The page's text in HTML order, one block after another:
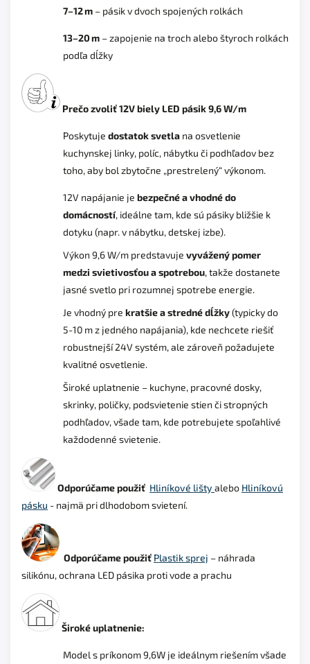
7–12 m – pásik v dvoch spojených rolkách
13–20 m – zapojenie na troch alebo štyroch rolkách
podľa dĺžky
Prečo zvoliť 12V biely LED pásik 9,6 W/m
Poskytuje dostatok svetla na osvetlenie
kuchynskej linky, políc, nábytku či podhľadov bez
toho, aby bol zbytočne „prestrelený“ výkonom.
12V napájanie je bezpečné a vhodné do
domácností, ideálne tam, kde sú pásiky bližšie k
dotyku (napr. v nábytku, detskej izbe).
Výkon 9,6 W/m predstavuje vyvážený pomer
medzi svietivosťou a spotrebou, takže dostanete
jasné svetlo pri rozumnej spotrebe energie.
Je vhodný pre kratšie a stredné dĺžky(typicky do
5-10 m z jedného napájania), kde nechcete riešiť
robustnejší 24V systém, ale zároveň požadujete
kvalitné osvetlenie.
Široké uplatnenie – kuchyne, pracovné dosky,
skrinky, poličky, podsvietenie stien či stropných
podhľadov, všade tam, kde potrebujete spoľahlivé
každodenné svietenie.
Odporúčame použiť Hliníkové lišty alebo Hliníkovú
pásku - najmä pri dlhodobom svietení.
Odporúčame použiť Plastik sprej – náhrada
silikónu, ochrana LED pásika proti vode a prachu
Široké uplatnenie:
Model s príkonom 9,6W je ideálnym riešením všade